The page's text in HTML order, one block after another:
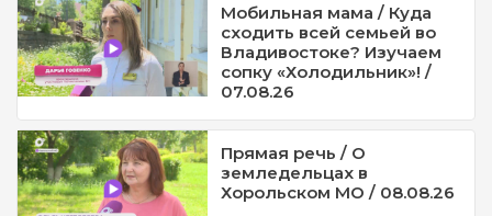
Мобильная мама / Куда
сходить всей семьей во
Владивостоке? Изучаем
сопку «Холодильник»! /
07.08.26
Прямая речь / О
земледельцах в
Хорольском МО / 08.08.26